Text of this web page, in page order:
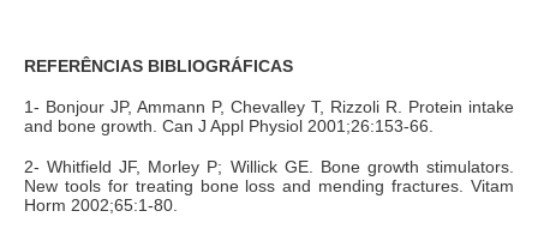
REFERÊNCIAS BIBLIOGRÁFICAS
1- Bonjour JP, Ammann P, Chevalley T, Rizzoli R. Protein intake
and bone growth. Can J Appl Physiol 2001;26:153-66.
2- Whitfield JF, Morley P; Willick GE. Bone growth stimulators.
New tools for treating bone loss and mending fractures. Vitam
Horm 2002;65:1-80.